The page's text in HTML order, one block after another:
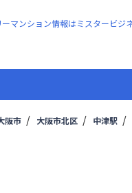
マンション情報はミスタービジ
阪市 大阪市北区 中津駅